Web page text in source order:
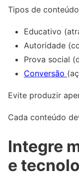
Tipos de
Educativo
Autoridade
Prova social
Conversão
Evite produzir
Cada conteúdo
Integre
e